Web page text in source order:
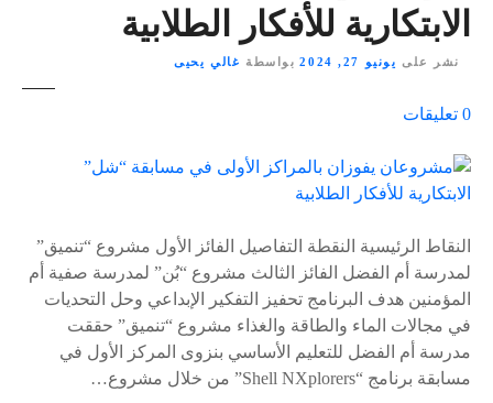
الابتكارية للأفكار الطلابية
نشر على يونيو 27, 2024 بواسطة غالي يحيى
0 تعليقات
ى
٪
النقاط الرئيسية النقطة التفاصيل الفائز الأول مشروع “تنميق”
لمدرسة أم الفضل الفائز الثالث مشروع “بُن” لمدرسة صفية أم
المؤمنين هدف البرنامج تحفيز التفكير الإبداعي وحل التحديات
في مجالات الماء والطاقة والغذاء مشروع “تنميق” حققت
مدرسة أم الفضل للتعليم الأساسي بنزوى المركز الأول في
مسابقة برنامج “Shell NXplorers” من خلال مشروع…